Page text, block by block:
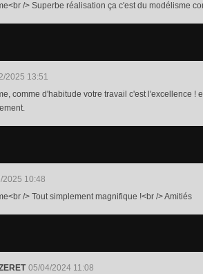
/> Superbe réalisation ça c'est du modélisme
2025 13:51
comme d'habitude votre travail c'est l'excellence !
2025 10:48
/> Tout simplement magnifique !<br /> Amitiés
05/04/2024 11:08